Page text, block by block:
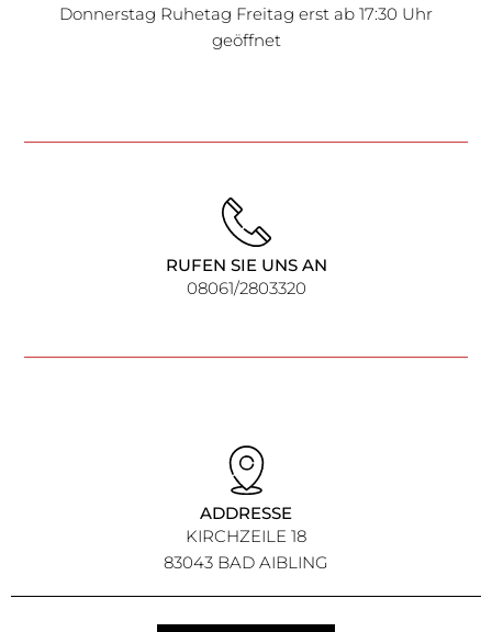
Donnerstag Ruhetag Freitag erst ab 17:30 Uhr
geöffnet
RUFEN SIE UNS AN
08061/2803320
ADDRESSE
KIRCHZEILE 18
83043 BAD AIBLING